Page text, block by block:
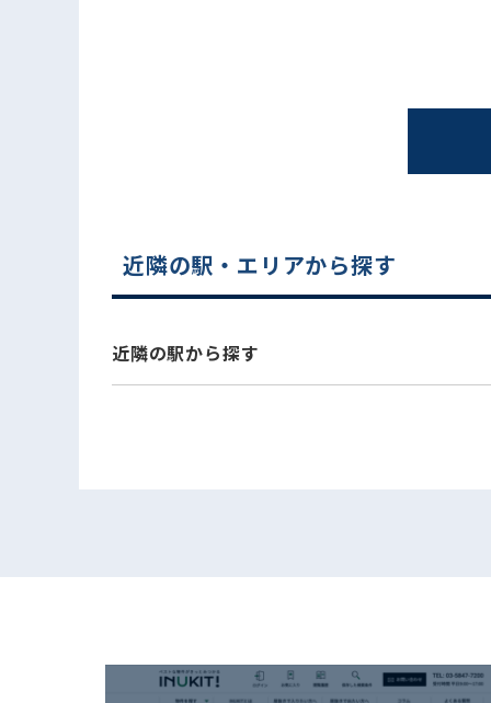
電話でお問い合わせ
近隣の駅・エリアから探す
近隣の駅から探す